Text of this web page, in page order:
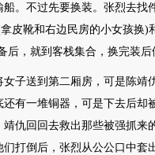
。不过先要换装。张烈去找
皮靴和右边民房的小女孩换)
后，就到客栈集合，换完装后
子送到第二厢房，可是陈靖
有一堆铜器，可是下去后却
仇回回去救出那些被强抓来
打倒后，张烈从公公口中套